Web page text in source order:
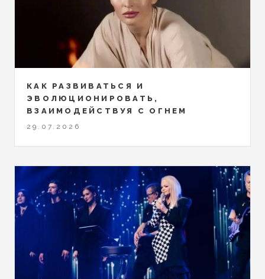
КАК РАЗВИВАТЬСЯ И
ЭВОЛЮЦИОНИРОВАТЬ,
ВЗАИМОДЕЙСТВУЯ С ОГНЕМ
29.07.2026